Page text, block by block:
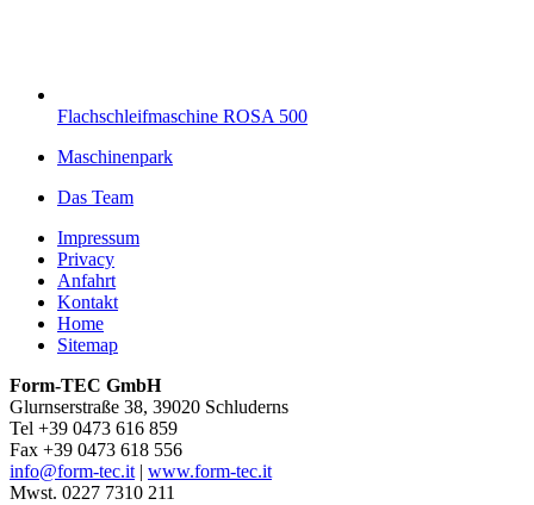
Flachschleifmaschine ROSA 500
Maschinenpark
Das Team
Impressum
Privacy
Anfahrt
Kontakt
Home
Sitemap
Form-TEC GmbH
Glurnserstraße 38, 39020 Schluderns
Tel +39 0473 616 859
Fax +39 0473 618 556
info@form-tec.it| www.form-tec.it
Mwst. 0227 7310 211